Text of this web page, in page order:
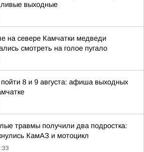
выходные
на севере Камчатки медведи
смотреть на голое пугало
8 и 9 августа: афиша выходных
травмы получили два подростка:
КамАЗ и мотоцикл